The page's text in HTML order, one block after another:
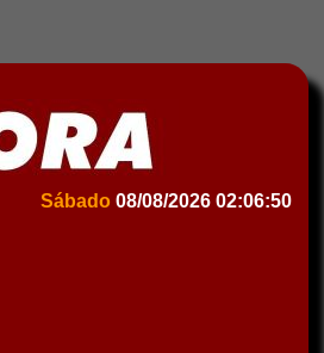
Sábado 08/08/2026 02:06:50